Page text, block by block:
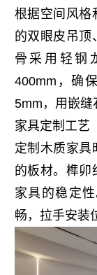
根据空间风格
的双眼皮吊顶
骨采用轻钢
400mm，确
5mm，用嵌缝
家具定制工艺
定制木质家具
的板材。榫卯
家具的稳定
畅，拉手安装